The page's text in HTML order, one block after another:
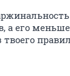
а его